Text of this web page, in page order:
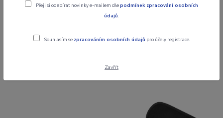
Ledvinový pás W-TEC TWG-00G173
Přeji si odebírat novinky e-mailem dlepodmínek zpracování osobních
údajů.
Souhlasím se zpracováním osobních údajů pro účely registrace.
Zavřít